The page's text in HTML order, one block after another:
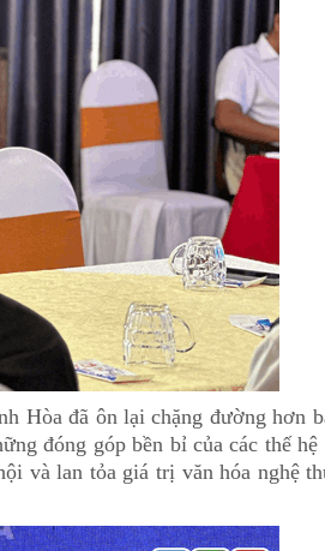
Hòa đã ôn lại chặng đường hơn
đóng góp bền bỉ của các thế hệ
và lan tỏa giá trị văn hóa nghệ